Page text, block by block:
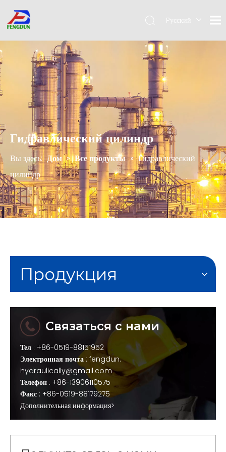
Pусский
简体中
Гидравлический цилиндр
Вы здесь: Дом » Все продукты » Гидравлический
цилиндр
Продукция
Связаться с нами
Тел : +86-0519-88151952
Электронная почта : fengdun.
hydraulically@gmail.com
Телефон : +86-13906110575
Факс : +86-0519-88179275
Дополнительная информация>